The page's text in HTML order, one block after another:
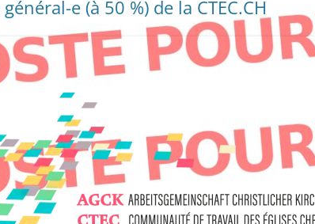
e (à 50 %) de la CTEC.CH